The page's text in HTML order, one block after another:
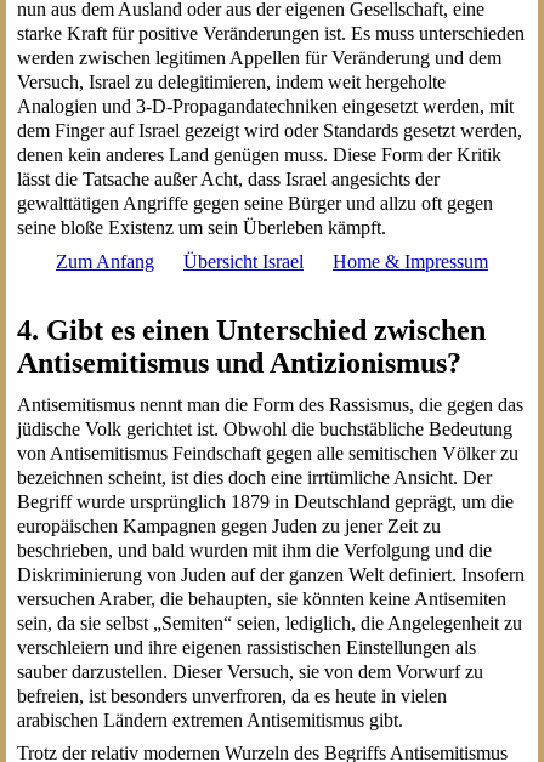
nun aus dem Ausland oder aus der eigenen Gesellschaft, eine
starke Kraft für positive Veränderungen ist. Es muss unterschieden
werden zwischen legitimen Appellen für Veränderung und dem
Versuch, Israel zu delegitimieren, indem weit hergeholte
Analogien und 3-D-Propagandatechniken eingesetzt werden, mit
dem Finger auf Israel gezeigt wird oder Standards gesetzt werden,
denen kein anderes Land genügen muss. Diese Form der Kritik
lässt die Tatsache außer Acht, dass Israel angesichts der
gewalttätigen Angriffe gegen seine Bürger und allzu oft gegen
seine bloße Existenz um sein Überleben kämpft.
Zum Anfang
Übersicht Israel Home & Impressum
4. Gibt es einen Unterschied zwischen
Antisemitismus und Antizionismus?
Antisemitismus nennt man die Form des Rassismus, die gegen das
jüdische Volk gerichtet ist. Obwohl die buchstäbliche Bedeutung
von Antisemitismus Feindschaft gegen alle semitischen Völker zu
bezeichnen scheint, ist dies doch eine irrtümliche Ansicht. Der
Begriff wurde ursprünglich 1879 in Deutschland geprägt, um die
europäischen Kampagnen gegen Juden zu jener Zeit zu
beschrieben, und bald wurden mit ihm die Verfolgung und die
Diskriminierung von Juden auf der ganzen Welt definiert. Insofern
versuchen Araber, die behaupten, sie könnten keine Antisemiten
sein, da sie selbst „Semiten“ seien, lediglich, die Angelegenheit zu
verschleiern und ihre eigenen rassistischen Einstellungen als
sauber darzustellen. Dieser Versuch, sie von dem Vorwurf zu
befreien, ist besonders unverfroren, da es heute in vielen
arabischen Ländern extremen Antisemitismus gibt.
Trotz der relativ modernen Wurzeln des Begriffs Antisemitismus